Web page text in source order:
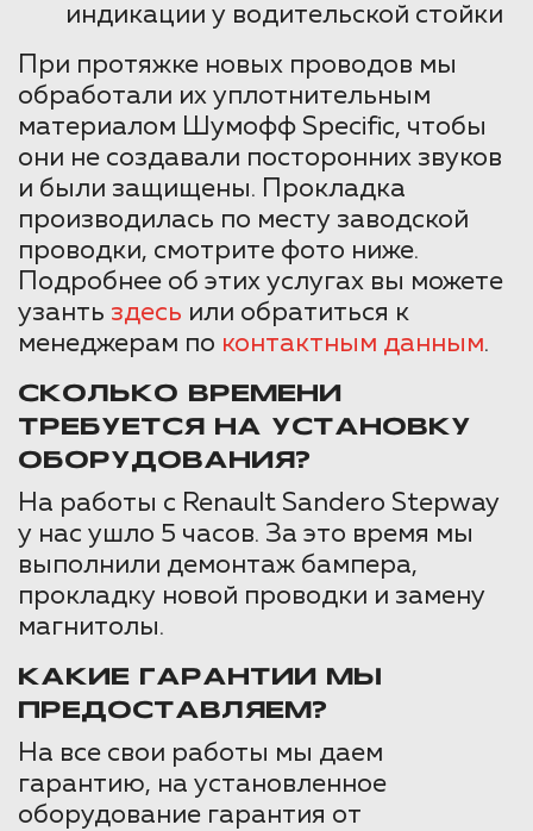
индикации у водительской стойки
При протяжке новых проводов мы
обработали их уплотнительным
материалом Шумофф Specific, чтобы
они не создавали посторонних звуков
и были защищены. Прокладка
производилась по месту заводской
проводки, смотрите фото ниже.
Подробнее об этих услугах вы можете
узанть здесь или обратиться к
менеджерам по контактным данным.
СКОЛЬКО ВРЕМЕНИ
ТРЕБУЕТСЯ НА УСТАНОВКУ
ОБОРУДОВАНИЯ?
На работы с Renault Sandero Stepway
у нас ушло 5 часов. За это время мы
выполнили демонтаж бампера,
прокладку новой проводки и замену
магнитолы.
КАКИЕ ГАРАНТИИ МЫ
ПРЕДОСТАВЛЯЕМ?
На все свои работы мы даем
гарантию, на установленное
оборудование гарантия от